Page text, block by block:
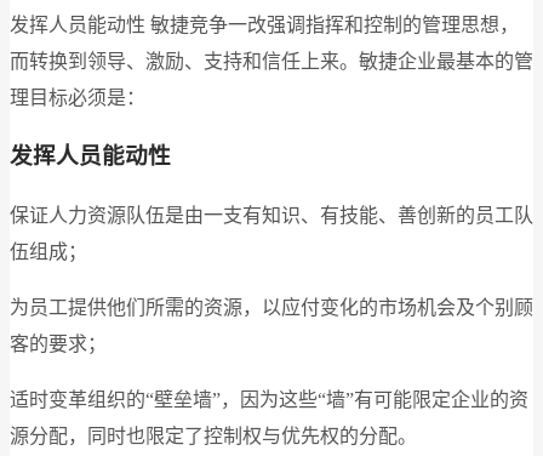
发挥人员能动性 敏捷竞争一改强调指挥和控制的管理思想，
而转换到领导、激励、支持和信任上来。敏捷企业最基本的管
理目标必须是：
发挥人员能动性
保证人力资源队伍是由一支有知识、有技能、善创新的员工队
伍组成；
为员工提供他们所需的资源，以应付变化的市场机会及个别顾
客的要求；
适时变革组织的“壁垒墙”，因为这些“墙”有可能限定企业的资
源分配，同时也限定了控制权与优先权的分配。